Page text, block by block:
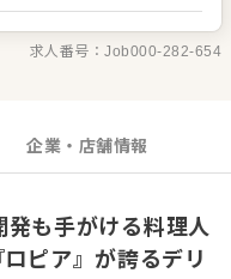
という方との出会いを待
ていく、そんな「商売の原
価格設定（店舗によって
・採用など
円以上（平均年齢32歳）
条件変更なし） ※固定残
円を支給。超過分は別途支
求人番号：Job000-282-654
企業・店舗情報
も手がける料理人
ピア』が誇るデリ